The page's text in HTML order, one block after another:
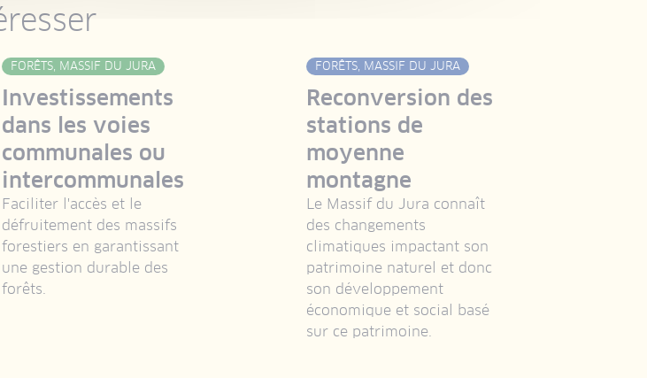
FORÊTS, MASSIF DU JURA
Investissements
dans les voies
communales ou
intercommunales
Faciliter l'accès et le
défruitement des massifs
forestiers en garantissant
une gestion durable des
forêts.
FORÊTS, MASSIF DU JURA
Reconversion des
stations de
moyenne
montagne
Le Massif du Jura connaît
des changements
climatiques impactant son
patrimoine naturel et donc
son développement
économique et social basé
sur ce patrimoine.